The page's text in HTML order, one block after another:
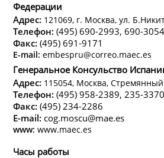
Федерации
Адрес: 121069, г. Москва, ул.
Телефон: (495) 690-2993, 690-
Факс: (495) 691-9171
E-mail: embespru@correo.maec.es
Генеральное Консульство
Адрес: 115054, Москва, Стремянный
Телефон: (495) 958-2389, 235-3370
Факс: (495) 234-2286
E-mail: cog.moscu@mae.es
www: www.maec.es
Часы работы